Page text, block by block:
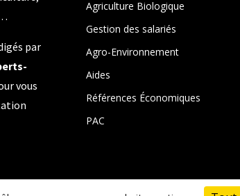
par
vous
Agriculture Biologique
Gestion des salariés
Agro-Environnement
Aides
Références Économiques
PAC